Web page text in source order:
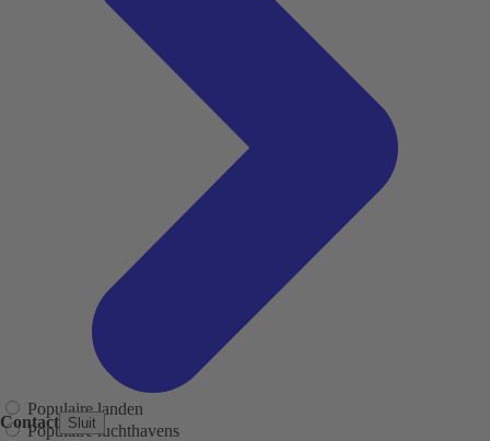
Contact Sluit
Populaire landen
Populaire luchthavens